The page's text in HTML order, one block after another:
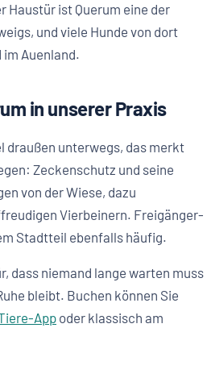
Haustür ist Querum eine der
und viele Hunde von dort
Auenland.
in unserer Praxis
draußen unterwegs, das merkt
Zeckenschutz und seine
von der Wiese, dazu
Vierbeinern. Freigänger-
Stadtteil ebenfalls häufig.
dass niemand lange warten muss
bleibt. Buchen können Sie
Appoder klassisch am